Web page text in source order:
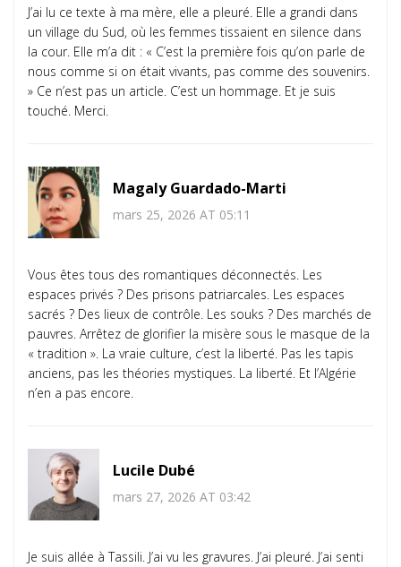
J’ai lu ce texte à ma mère, elle a pleuré. Elle a grandi dans
un village du Sud, où les femmes tissaient en silence dans
la cour. Elle m’a dit : « C’est la première fois qu’on parle de
nous comme si on était vivants, pas comme des souvenirs.
» Ce n’est pas un article. C’est un hommage. Et je suis
touché. Merci.
Magaly Guardado-Marti
mars 25, 2026 AT 05:11
Vous êtes tous des romantiques déconnectés. Les
espaces privés ? Des prisons patriarcales. Les espaces
sacrés ? Des lieux de contrôle. Les souks ? Des marchés de
pauvres. Arrêtez de glorifier la misère sous le masque de la
« tradition ». La vraie culture, c’est la liberté. Pas les tapis
anciens, pas les théories mystiques. La liberté. Et l’Algérie
n’en a pas encore.
Lucile Dubé
mars 27, 2026 AT 03:42
Je suis allée à Tassili. J’ai vu les gravures. J’ai pleuré. J’ai senti